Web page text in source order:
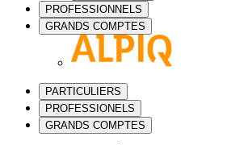
PROFESSIONNELS
GRANDS COMPTES
PARTICULIERS
PROFESSIONELS
GRANDS COMPTES